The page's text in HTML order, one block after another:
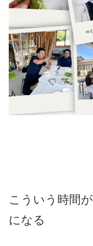
こういう時間
になる